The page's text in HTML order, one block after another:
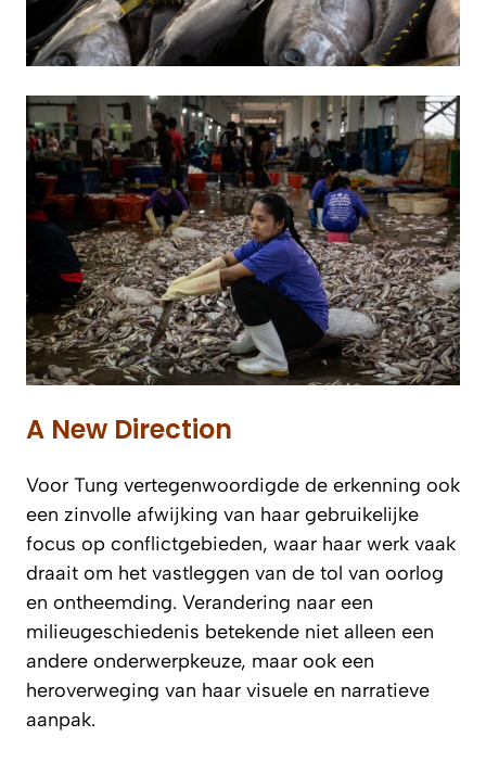
A New Direction
Voor Tung vertegenwoordigde de erkenning ook
een zinvolle afwijking van haar gebruikelijke
focus op conflictgebieden, waar haar werk vaak
draait om het vastleggen van de tol van oorlog
en ontheemding. Verandering naar een
milieugeschiedenis betekende niet alleen een
andere onderwerpkeuze, maar ook een
heroverweging van haar visuele en narratieve
aanpak.